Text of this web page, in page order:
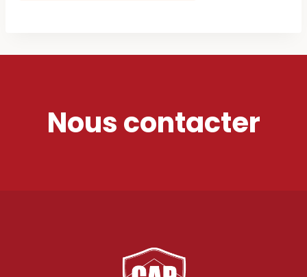
Nous contacter